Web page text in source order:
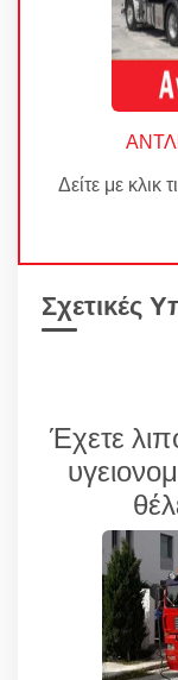
Δείτε με κλικ
Σχετικές
Έχετε